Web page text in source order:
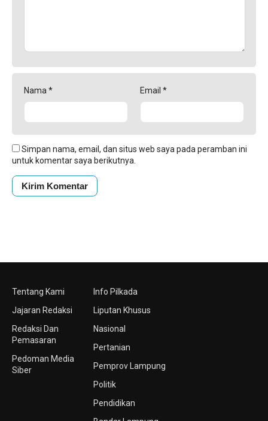
Nama * Email *
Simpan nama, email, dan situs web saya pada peramban ini
untuk komentar saya berikutnya.
Tentang Kami
Jajaran Redaksi
Redaksi Dan
Pemasaran
Pedoman Media
Siber
Info Pilkada
Liputan Khusus
Nasional
Pertanian
Pemprov Lampung
Politik
Pendidikan